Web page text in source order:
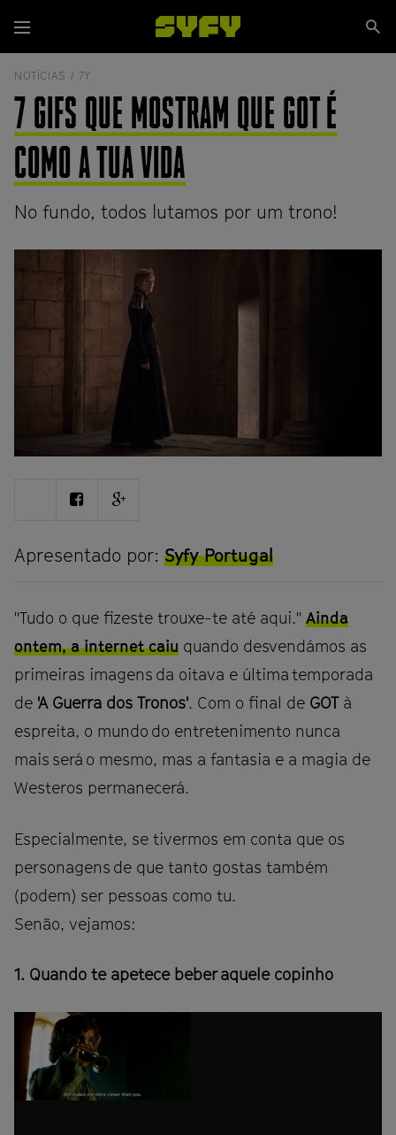
para
o
conteúdo
Menu
NOTÍCIAS / 7Y
7 GIFS QUE MOSTRAM QUE GOT É
COMO A TUA VIDA
No fundo, todos lutamos por um trono!
ShareShare Share
plus
Apresentado por: Syfy Portugal
"Tudo o que fizeste trouxe-te até aqui." Ainda
ontem, a internet caiu quando desvendámos as
primeiras imagens da oitava e última temporada
de 'A Guerra dos Tronos'. Com o final de GOTà
espreita, o mundo do entretenimento nunca
mais será o mesmo, mas a fantasia e a magia de
Westeros permanecerá.
Especialmente, se tivermos em conta que os
personagens de que tanto gostas também
(podem) ser pessoas como tu.
Senão, vejamos:
1. Quando te apetece beber aquele copinho